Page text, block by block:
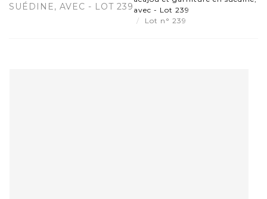
SUÉDINE, AVEC - LOT 239 avec - Lot 239
Lot n° 239